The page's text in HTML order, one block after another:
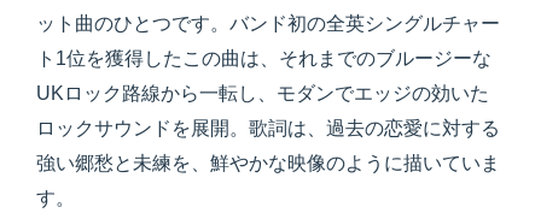
ット曲のひとつです。バンド初の全英シングルチャー
ト1位を獲得したこの曲は、それまでのブルージーな
UKロック路線から一転し、モダンでエッジの効いた
ロックサウンドを展開。歌詞は、過去の恋愛に対する
強い郷愁と未練を、鮮やかな映像のように描いていま
す。